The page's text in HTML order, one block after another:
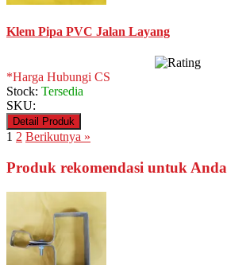
Klem Pipa PVC Jalan Layang
*Harga Hubungi CS
Stock: Tersedia
SKU:
Detail Produk
1 2 Berikutnya »
Produk rekomendasi untuk Anda